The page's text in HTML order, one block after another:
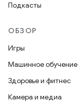
Подкасты
ОБЗОР
Игры
Машинное обучение
Здоровье и фитнес
Камера и медиа